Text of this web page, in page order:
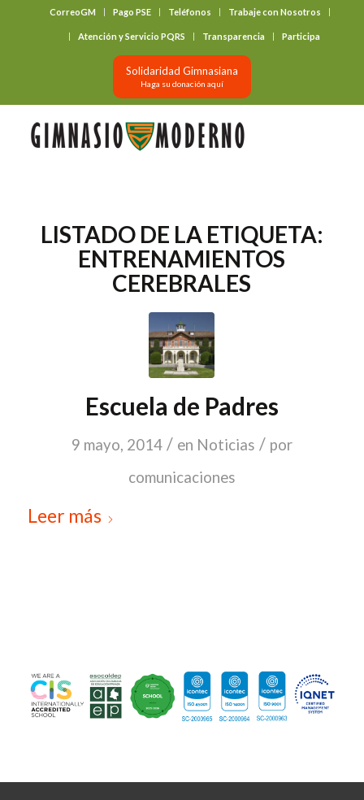
CorreoGM Pago PSE Teléfonos Trabaje con Nosotros
Atención y Servicio PQRS Transparencia Participa
Solidaridad Gimnasiana
Haga su donación aquí
LISTADO DE LA ETIQUETA:
ENTRENAMIENTOS
CEREBRALES
Escuela de Padres
9 mayo, 2014 / en Noticias / por
comunicaciones
Leer más